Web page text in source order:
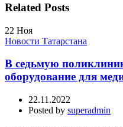
Related Posts
22 Ноя
Новости Татарстана
В седьмую
оборудование для
22.11.2022
Posted by superadmin